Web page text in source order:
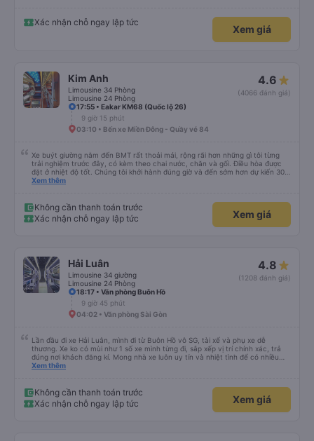
Xác nhận chỗ ngay lập tức
Xem giá
Kim Anh
Limousine 34 Phòng
Limousine 24 Phòng
4.6
(4066 đánh giá)
17:55 • Eakar KM68 (Quốc lộ 26)
9 giờ 15 phút
03:10 • Bến xe Miền Đông - Quầy vé 84
Xe buýt giường nằm đến BMT rất thoải mái, rộng rãi hơn những gì tôi từng
trải nghiệm trước đây, có kèm theo chai nước, chăn và gối. Điều hòa được
đặt ở nhiệt độ tốt. Chúng tôi khởi hành đúng giờ và đến sớm hơn dự kiến 30
phút. Tài xế rất tuyệt so với những tài xế khác ở Việt Nam! Không quá nhiều
GPS và biển số xe vì tôi phải tìm kiếm xung quanh bến xe để tìm thấy nó, đây
là vấn đề của bến xe Đà Lạt (không phải tất cả các xe buýt đều có bảng
thông tin), chứ không phải của công ty.
Xem thêm
Không cần thanh toán trước
Xác nhận chỗ ngay lập tức
Xem giá
Hải Luân
Limousine 34 giường
Limousine 24 Phòng
4.8
(1208 đánh giá)
18:17 • Văn phòng Buôn Hồ
9 giờ 45 phút
04:02 • Văn phòng Sài Gòn
Lần đầu đi xe Hải Luân, mình đi từ Buôn Hồ vô SG, tài xế và phụ xe dễ
thương. Xe ko có mùi như 1 số xe mình từng đi, sắp xếp vị trí chính xác, trả
đúng nơi khách đăng kí. Mong nhà xe luôn uy tín và nhiệt tình để có nhiều
khách hàng hơn nữa
Xem thêm
Không cần thanh toán trước
Xác nhận chỗ ngay lập tức
Xem giá